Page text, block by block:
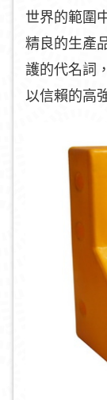
世界的範圍
精良的生產
護的代名詞
以信賴的高